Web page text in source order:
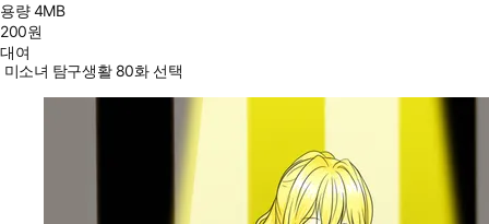
용량4MB
200원
대여
미소녀 탐구생활 80화 선택